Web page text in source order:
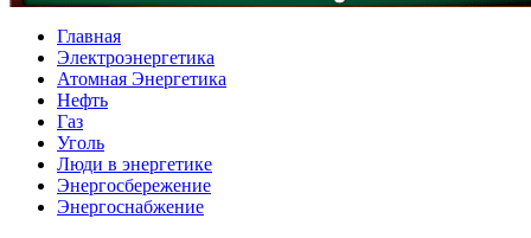
Главная
Электроэнергетика
Атомная Энергетика
Нефть
Газ
Уголь
Люди в энергетике
Энергосбережение
Энергоснабжение